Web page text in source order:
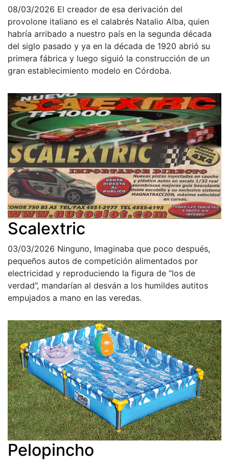
08/03/2026 El creador de esa derivación del
provolone italiano es el calabrés Natalio Alba, quien
habría arribado a nuestro país en la segunda década
del siglo pasado y ya en la década de 1920 abrió su
primera fábrica y luego siguió la construcción de un
gran establecimiento modelo en Córdoba.
Scalextric
03/03/2026 Ninguno, Imaginaba que poco después,
pequeños autos de competición alimentados por
electricidad y reproduciendo la figura de “los de
verdad”, mandarían al desván a los humildes autitos
empujados a mano en las veredas.
Pelopincho